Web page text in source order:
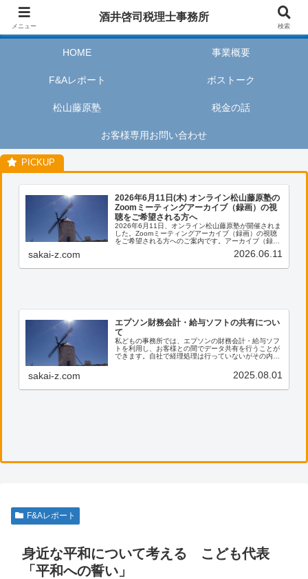
酒井啓司税理士事務所は、お客様が私たちのサービスを利用するときに、安心
HOME 事業概要
F&Aレポート ボストーク
松山藤原塾 税金の話
お客様専用お問い合わせ
2026年6月11日(木) オンライン松山藤原塾の
Zoomミーティングアーカイブ（録画）の視
聴をご希望される方へ
2026年6月11日、オンライン松山藤原塾が開催されま
した。Zoomミーティングアーカイブ（録画）の視聴
をご希望される方へのご案内です。アーカイブ（録
わせより、「松山藤原塾アーカイブ（録画）の...
sakai-z.com 2026.06.11
エプソン財務会計・給与ソフトの共有につい
て
私どもの事務所では、エプソンの財務会計・給与ソフ
トを利用し、お客様との間でデータ共有を行うことが
できます。自社で経理処理は行っていないがその内容
望がございましたら、ぜひ私共までご連絡ください。
sakai-z.com 2025.08.01
F&Aレポート
身近な平和について考える こども代表
「平和への誓い」
メニュー
酒井啓司税理士事務所
検索